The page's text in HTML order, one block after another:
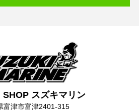
SHOP スズキマリン
富津市富津2401-315